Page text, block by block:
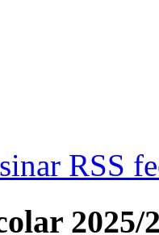
RSS
2025/